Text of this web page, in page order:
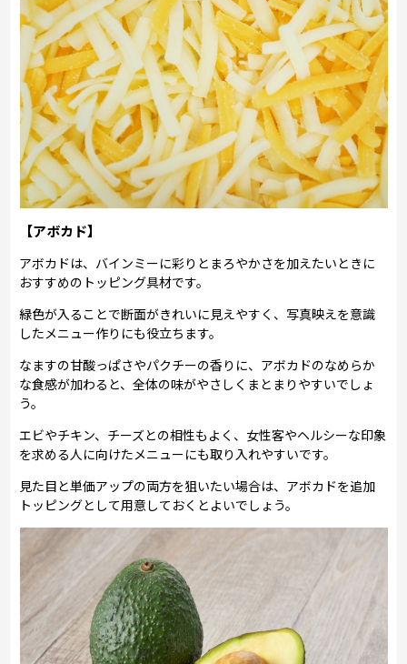
【アボカド】
アボカドは、バインミーに彩りとまろやかさを加えたいときに
おすすめのトッピング具材です。
緑色が入ることで断面がきれいに見えやすく、写真映えを意識
したメニュー作りにも役立ちます。
なますの甘酸っぱさやパクチーの香りに、アボカドのなめらか
な食感が加わると、全体の味がやさしくまとまりやすいでしょ
う。
エビやチキン、チーズとの相性もよく、女性客やヘルシーな印象
を求める人に向けたメニューにも取り入れやすいです。
見た目と単価アップの両方を狙いたい場合は、アボカドを追加
トッピングとして用意しておくとよいでしょう。